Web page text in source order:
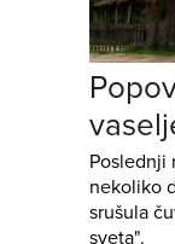
Poslednji
nekoliko
srušula
sveta".